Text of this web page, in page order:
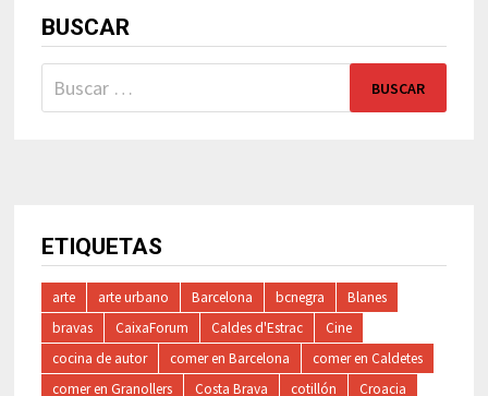
BUSCAR
Buscar:
ETIQUETAS
arte arte urbano Barcelona bcnegra
Blanes
bravas
CaixaForum Caldes d'Estrac
Cine
cocina de autor
comer en Barcelona
comer en Caldetes
comer en Granollers
Costa Brava cotillón
Croacia